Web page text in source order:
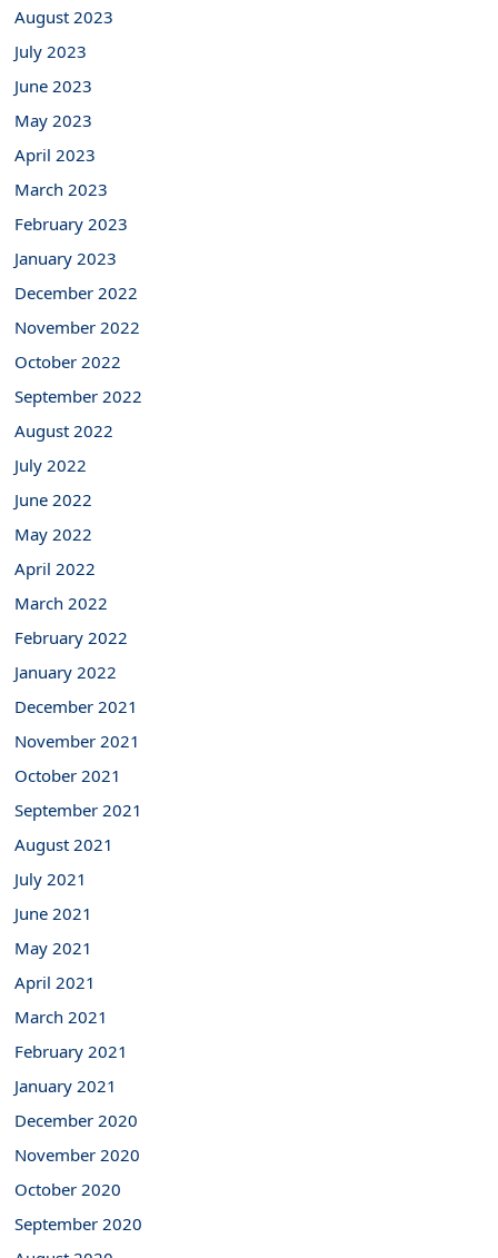
August 2023
July 2023
June 2023
May 2023
April 2023
March 2023
February 2023
January 2023
December 2022
November 2022
October 2022
September 2022
August 2022
July 2022
June 2022
May 2022
April 2022
March 2022
February 2022
January 2022
December 2021
November 2021
October 2021
September 2021
August 2021
July 2021
June 2021
May 2021
April 2021
March 2021
February 2021
January 2021
December 2020
November 2020
October 2020
September 2020